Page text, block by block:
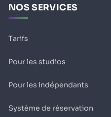
NOS SERVICES
Tarifs
Pour les studios
Pour les indépendants
Système de réservation